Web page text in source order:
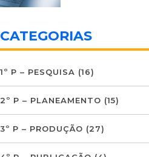
CATEGORIAS
1º P – PESQUISA (16)
2º P – PLANEAMENTO (15)
3º P – PRODUÇÃO (27)